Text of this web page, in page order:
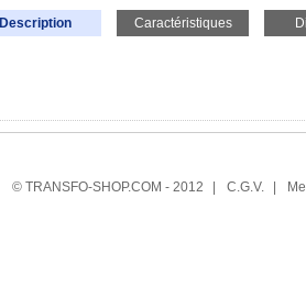
Description Caractéristiques
© TRANSFO-SHOP.COM - 2012 C.G.V.